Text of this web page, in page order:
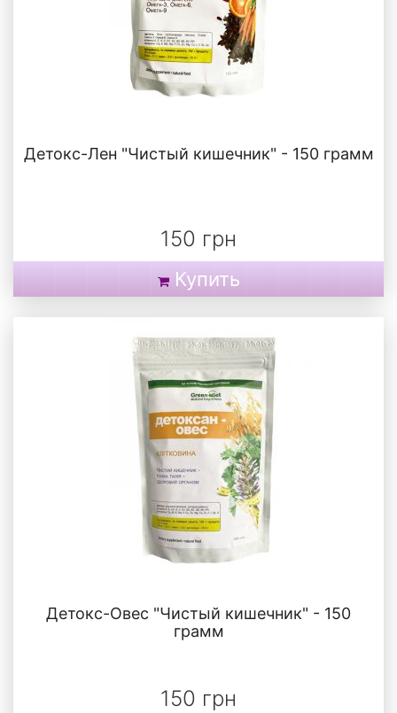
Детокс-Лен "Чистый кишечник" - 150 грамм
150 грн
Купить
Детокс-Овес "Чистый кишечник" - 150
грамм
150 грн